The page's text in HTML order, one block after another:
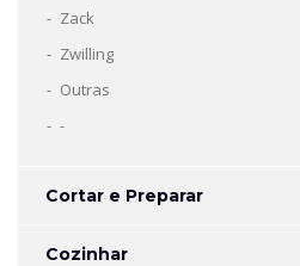
Zack
Zwilling
Outras
-
Cortar e Preparar
Cozinhar